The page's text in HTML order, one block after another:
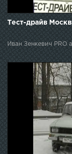
Тест-драйв
Иван Зенкевич PRO